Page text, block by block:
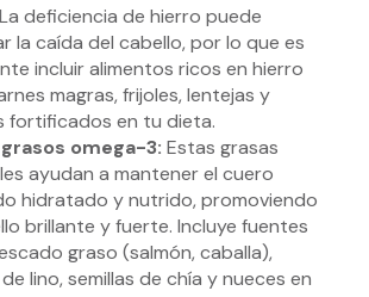
La deficiencia de hierro puede
la caída del cabello, por lo que es
incluir alimentos ricos en hierro
magras, frijoles, lentejas y
fortificados en tu dieta.
omega-3: Estas grasas
ayudan a mantener el cuero
hidratado y nutrido, promoviendo
brillante y fuerte. Incluye fuentes
graso (salmón, caballa),
lino, semillas de chía y nueces en